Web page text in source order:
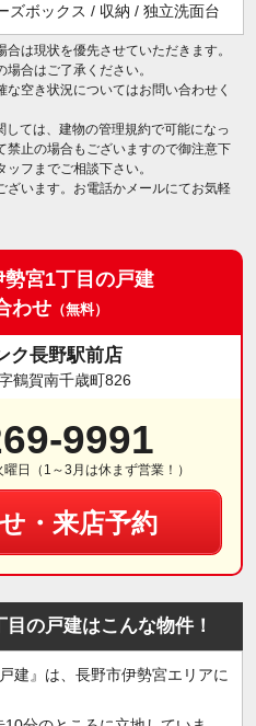
ズボックス / 収納 / 独立洗面台
は現状を優先させていただきます。
合はご了承ください。
空き状況についてはお問い合わせく
ては、建物の管理規約で可能になっ
禁止の場合もございますので御注意下
フまでご相談下さい。
います。お電話かメールにてお気軽
宮1丁目の戸建
わせ （無料）
ク長野駅前店
鶴賀南千歳町826
9991
日（1～3月は休まず営業！）
・来店予約
の戸建はこんな物件！
建』は、長野市伊勢宮エリアに